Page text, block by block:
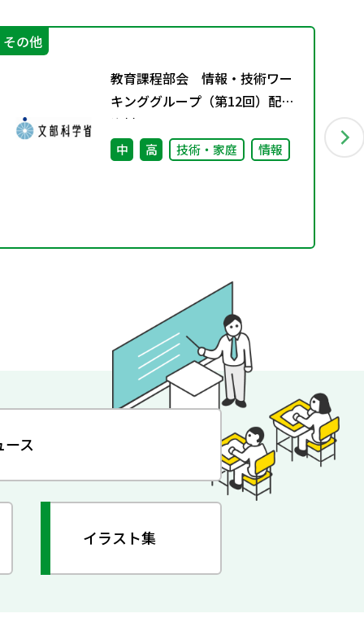
その他
教育課程部会 情報・技術ワー
キンググループ（第12回）配付
資料
中 高 技術・家庭 情報
ース
イラスト集